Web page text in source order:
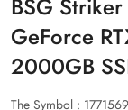
BSG
GeForce
2000GB
The Symbol :